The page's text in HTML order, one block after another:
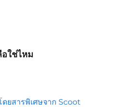
ใช่ไหม
ยสารพิเศษจาก Scoot